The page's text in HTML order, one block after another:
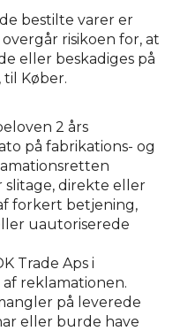
bestilte varer er
risikoen for, at
eller beskadiges på
Køber.
2 års
på fabrikations- og
direkte eller
forkert betjening,
uautoriserede
Trade Aps i
reklamationen.
på leverede
eller burde have